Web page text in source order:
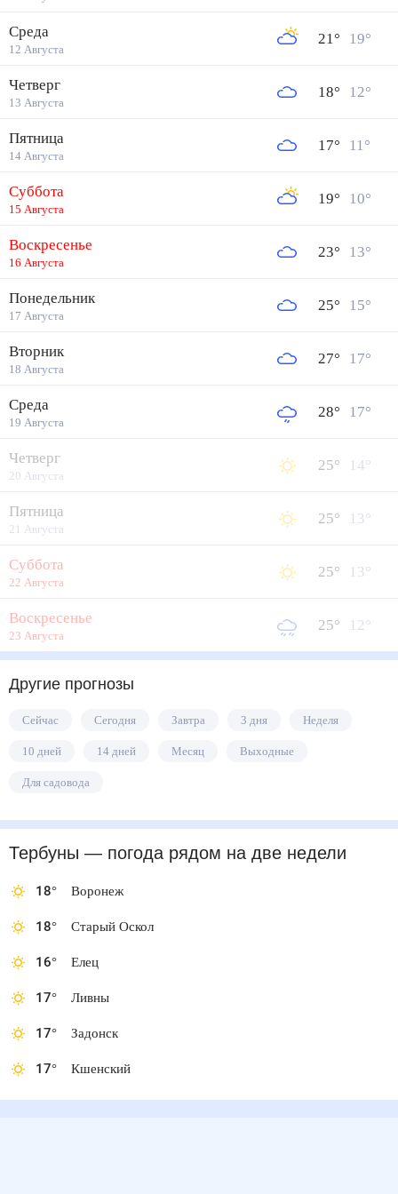
Среда
12 Августа
21° 19°
Четверг
13 Августа
18° 12°
Пятница
14 Августа
17° 11°
Суббота
15 Августа
19° 10°
Воскресенье
16 Августа
23° 13°
Понедельник
17 Августа
25° 15°
Вторник
18 Августа
27° 17°
Среда
19 Августа
28° 17°
Четверг
20 Августа
25° 14°
Пятница
21 Августа
25° 13°
Суббота
22 Августа
25° 13°
Воскресенье
23 Августа
25° 12°
Другие прогнозы
Сейчас Сегодня Завтра 3 дня Неделя
10 дней 14 дней Месяц Выходные
Для садовода
Тербуны — погода рядом на две недели
18° Воронеж
18° Старый Оскол
16° Елец
17° Ливны
17° Задонск
17° Кшенский